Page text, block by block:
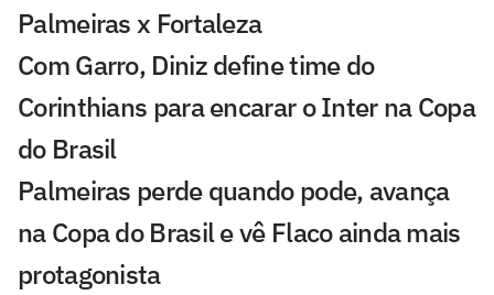
Palmeiras x Fortaleza
Com Garro, Diniz define time do
Corinthians para encarar o Inter na Copa
do Brasil
Palmeiras perde quando pode, avança
na Copa do Brasil e vê Flaco ainda mais
protagonista